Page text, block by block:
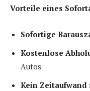
Vorteile eines
Sofortige
Kostenlose
Autos
Kein Zeitaufwand